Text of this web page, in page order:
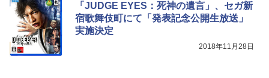
「JUDGE EYES：死神の遺言」、セガ新
宿歌舞伎町にて「発表記念公開生放送」
実施決定
2018年11月28日